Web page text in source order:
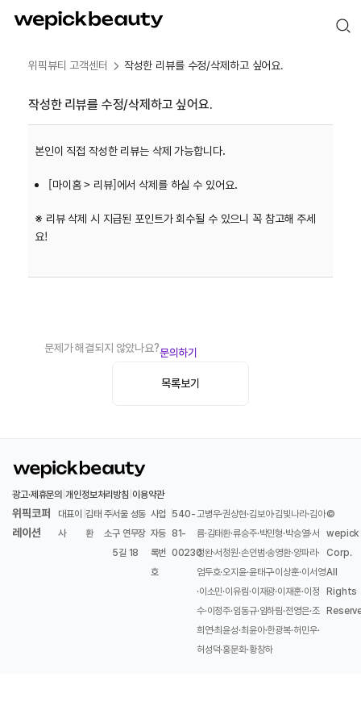
위픽뷰티 고객센터 작성한 리뷰를 수정/삭제하고 싶어요.
작성한 리뷰를 수정/삭제하고 싶어요.
본인이 직접 작성한 리뷰는 삭제 가능합니다.
[마이홈 > 리뷰]에서 삭제를 하실 수 있어요.
※ 리뷰 삭제 시 지급된 포인트가 회수될 수 있으니 꼭 참고해 주세
요!
문제가 해결되지 않았나요?문의하기
목록보기
광고·제휴문의 |개인정보처리방침 이용약관
위픽코퍼
레이션
대표이
사
|김태
환
주
소
|서울 성동
구 연무장
5길 18
사업
자등
록번
호
|540-
81-
00230
고병우·권상현·김보아·김빛나라·김아
름·김태환·류승주·박민형·박승열·서
정완·서청원·손인범·송영환·양파라·
엄두호·오지윤·윤태구·이상훈·이서영
·이소민·이유림·이재광·이재훈·이정
수·이정주·임동규·임하림·전영은·조
희연·최윤성·최윤아·한광복·허민우·
허성덕·홍문화·황창하
©
wepick
Corp.
All
Rights